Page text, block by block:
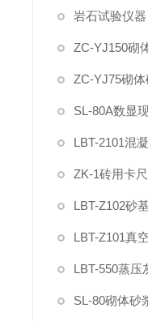
岩石试验仪器
ZC-YJ75砌
ZK-1砖用卡尺
SL-80砌体砂